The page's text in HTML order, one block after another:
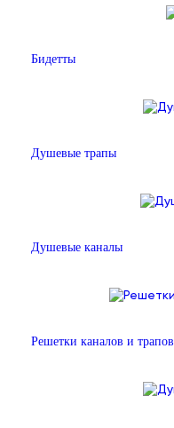
Бидетты
Душевые трапы
Душевые каналы
Решетки каналов и трапов